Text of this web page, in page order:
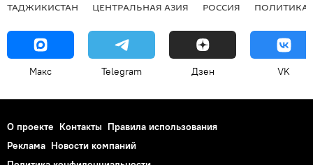
ТАДЖИКИСТАН ЦЕНТРАЛЬНАЯ АЗИЯ РОССИЯ ПОЛИТИКА
Макс Telegram Дзен VK
О проекте Контакты Правила использования
Реклама Новости компаний